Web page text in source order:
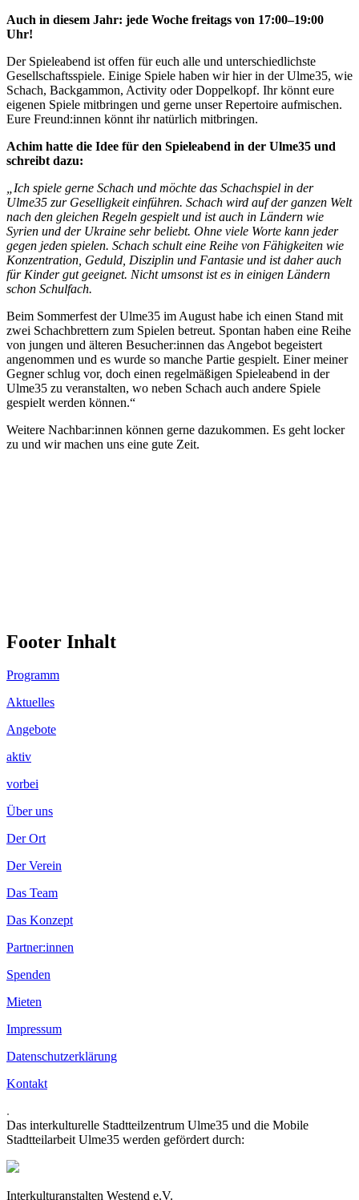
Auch in diesem Jahr: jede Woche freitags von 17:00–19:00
Uhr!
Der Spieleabend ist offen für euch alle und unterschiedlichste
Gesellschaftsspiele. Einige Spiele haben wir hier in der Ulme35, wie
Schach, Backgammon, Activity oder Doppelkopf. Ihr könnt eure
eigenen Spiele mitbringen und gerne unser Repertoire aufmischen.
Eure Freund:innen könnt ihr natürlich mitbringen.
Achim hatte die Idee für den Spieleabend in der Ulme35 und
schreibt dazu:
„Ich spiele gerne Schach und möchte das Schachspiel in der
Ulme35 zur Geselligkeit einführen. Schach wird auf der ganzen Welt
nach den gleichen Regeln gespielt und ist auch in Ländern wie
Syrien und der Ukraine sehr beliebt. Ohne viele Worte kann jeder
gegen jeden spielen. Schach schult eine Reihe von Fähigkeiten wie
Konzentration, Geduld, Disziplin und Fantasie und ist daher auch
für Kinder gut geeignet. Nicht umsonst ist es in einigen Ländern
schon Schulfach.
Beim Sommerfest der Ulme35 im August habe ich einen Stand mit
zwei Schachbrettern zum Spielen betreut. Spontan haben eine Reihe
von jungen und älteren Besucher:innen das Angebot begeistert
angenommen und es wurde so manche Partie gespielt. Einer meiner
Gegner schlug vor, doch einen regelmäßigen Spieleabend in der
Ulme35 zu veranstalten, wo neben Schach auch andere Spiele
gespielt werden können.“
Weitere Nachbar:innen können gerne dazukommen. Es geht locker
zu und wir machen uns eine gute Zeit.
Footer Inhalt
Programm
Aktuelles
Angebote
aktiv
vorbei
Über uns
Der Ort
Der Verein
Das Team
Das Konzept
Partner:innen
Spenden
Mieten
Impressum
Datenschutzerklärung
Kontakt
.
Das interkulturelle Stadtteilzentrum Ulme35 und die Mobile
Stadtteilarbeit Ulme35 werden gefördert durch:
Interkulturanstalten Westend e.V.